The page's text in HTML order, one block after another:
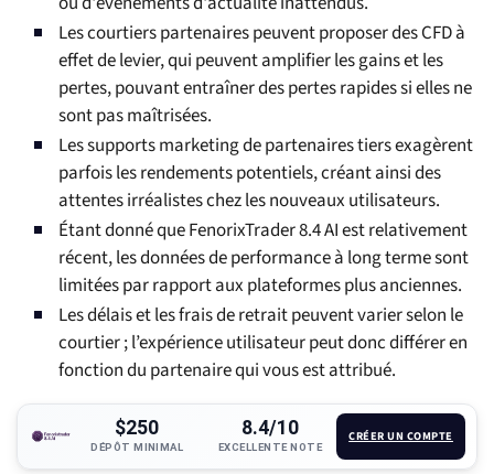
Les courtiers partenaires peuvent proposer des CFD à
effet de levier, qui peuvent amplifier les gains et les
pertes, pouvant entraîner des pertes rapides si elles ne
sont pas maîtrisées.
Les supports marketing de partenaires tiers exagèrent
parfois les rendements potentiels, créant ainsi des
attentes irréalistes chez les nouveaux utilisateurs.
Étant donné que FenorixTrader 8.4 AI est relativement
récent, les données de performance à long terme sont
limitées par rapport aux plateformes plus anciennes.
Les délais et les frais de retrait peuvent varier selon le
courtier ; l’expérience utilisateur peut donc différer en
fonction du partenaire qui vous est attribué.
$250
DÉPÔT MINIMAL
8.4/10
EXCELLENTE NOTE
CRÉER UN COMPTE